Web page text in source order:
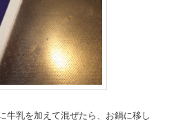
牛乳を加えて混ぜたら、お鍋に移し